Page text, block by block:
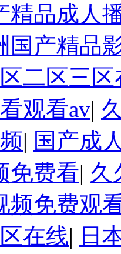
精品成人
国产精品
二区三
观看av|
| 国产成
免费看| 久
频免费观
在线| 日